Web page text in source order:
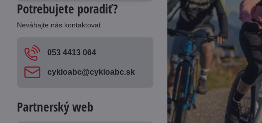
Potrebujete poradiť?
Neváhajte nás kontaktovať
053 4413 064
cykloabc​@cykloabc​.sk
Partnerský web